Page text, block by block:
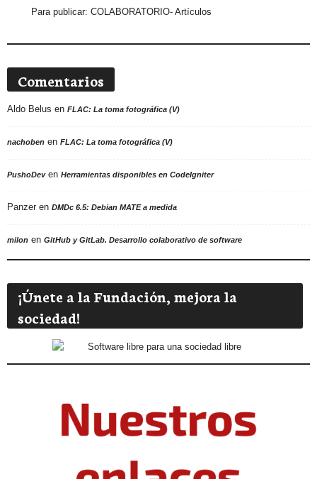
Para publicar:COLABORATORIO- Artículos
Comentarios
Aldo Belus en FLAC: La toma fotográfica (V)
nachoben en FLAC: La toma fotográfica (V)
PushoDeven Herramientas disponibles en CodeIgniter
Panzer en DMDc 6.5: Debian MATE a medida
milon en GitHub y GitLab. Desarrollo colaborativo de software
¡Únete a la Fundación, mejora la
sociedad!